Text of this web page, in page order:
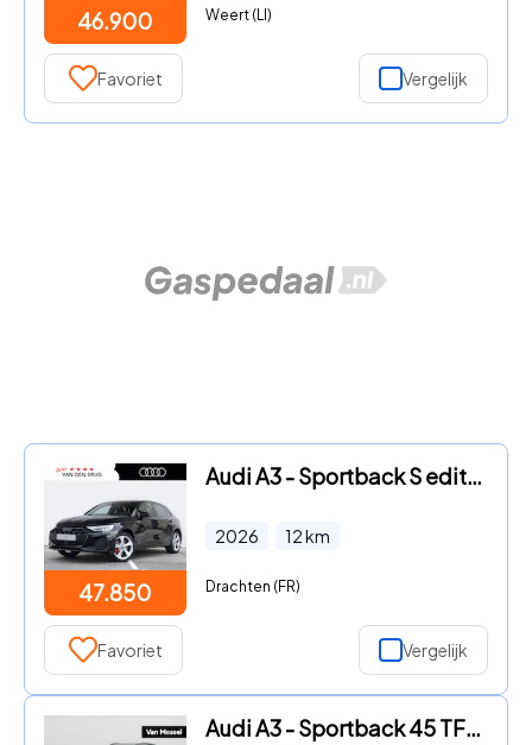
46.900 Weert (LI)
Favoriet Vergelijk
47.850
Audi A3 - Sportback S edition Competition 45 TFSI e 200 kW / 272 PK |
2026 12km
Drachten (FR)
Favoriet Vergelijk
Audi A3 - Sportback 45 TFSI e S edition Competition 272 PK | S-Line |